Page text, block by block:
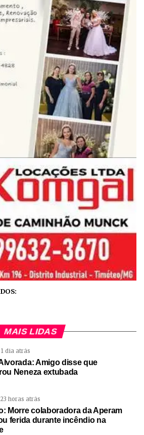
MAIS LIDAS
1 dia atrás
Amigo disse que
Neneza extubada
23 horas atrás
Morre colaboradora da Aperam
ferida durante incêndio na